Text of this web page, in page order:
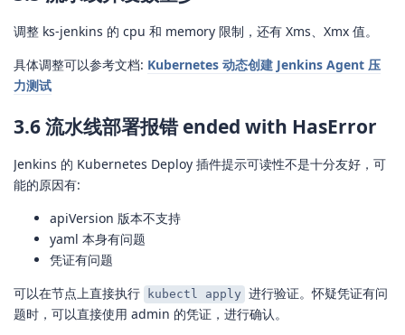
调整 ks-jenkins 的 cpu 和 memory 限制，还有 Xms、Xmx 值。
具体调整可以参考文档: Kubernetes 动态创建 Jenkins Agent 压
力测试
3.6 流水线部署报错 ended with HasError
Jenkins 的 Kubernetes Deploy 插件提示可读性不是十分友好，可
能的原因有:
apiVersion 版本不支持
yaml 本身有问题
凭证有问题
可以在节点上直接执行
kubectl apply 进行验证。怀疑凭证有问
题时，可以直接使用 admin 的凭证，进行确认。